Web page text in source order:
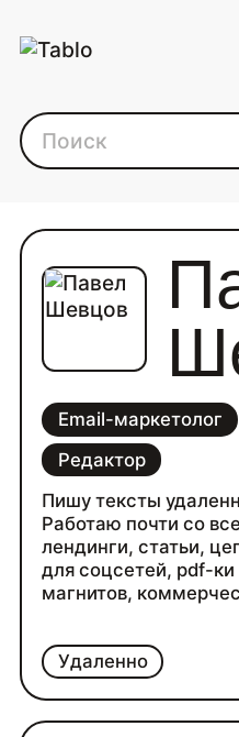
Каталог
Удаленно
Email-маркетолог
Редактор
Пишу тексты
Работаю почти со
лендинги, статьи,
для соцсетей, pdf-
магнитов,